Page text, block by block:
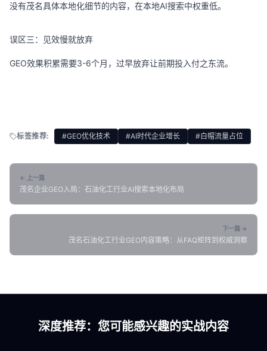
没有茂名具体本地化细节的内容，在本地AI搜索中权重低。
误区三：见效慢就放弃
GEO效果积累需要3-6个月，过早放弃让前期投入付之东流。
标签推荐: #GEO优化技术 #AI时代企业增长 #白帽流量占位
← 上一篇
茂名企业GEO入局：石油化工行业AI搜索本地化布局
下一篇 →
茂名石油化工行业GEO内容策略：从FAQ矩阵到权威洞察
深度推荐：您可能感兴趣的实战内容